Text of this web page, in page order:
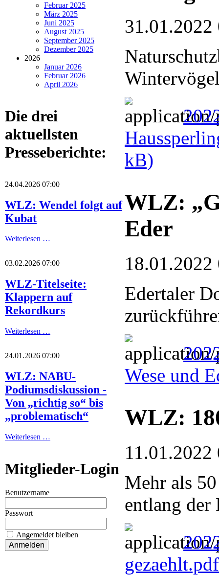
Februar 2025
März 2025
Juni 2025
August 2025
September 2025
Dezember 2025
2026
Januar 2026
Februar 2026
April 2026
Die drei
aktuellsten
Presseberichte:
24.04.2026 07:00
WLZ: Wendel folgt auf
Kubat
Weiterlesen …
03.02.2026 07:00
WLZ-Titelseite:
Klappern auf
Rekordkurs
Weiterlesen …
24.01.2026 07:00
WLZ: NABU-
Podiumsdiskussion -
Von „richtig so“ bis
„problematisch“
Weiterlesen …
Mitglieder-Login
Benutzername
Passwort
Angemeldet bleiben
31.01.2022
kB)
WLZ:
Eder
18.01.2022
Edertaler
Wese und
WLZ:
11.01.2022
Mehr als
entlang der